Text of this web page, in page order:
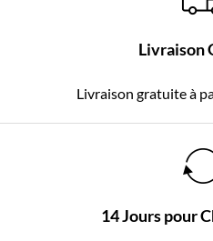
Livraison
Livraison gratuite à
14 Jours pour